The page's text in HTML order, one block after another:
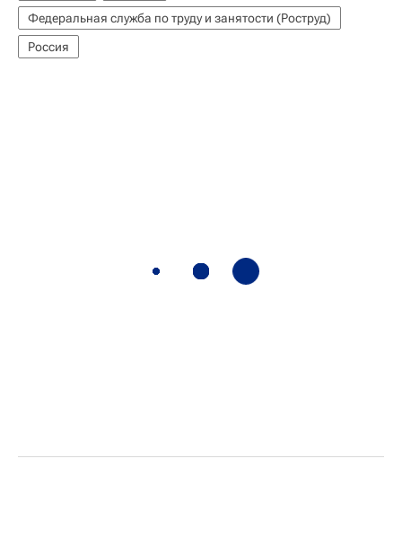
Федеральная служба по труду и занятости (Роструд)
Россия